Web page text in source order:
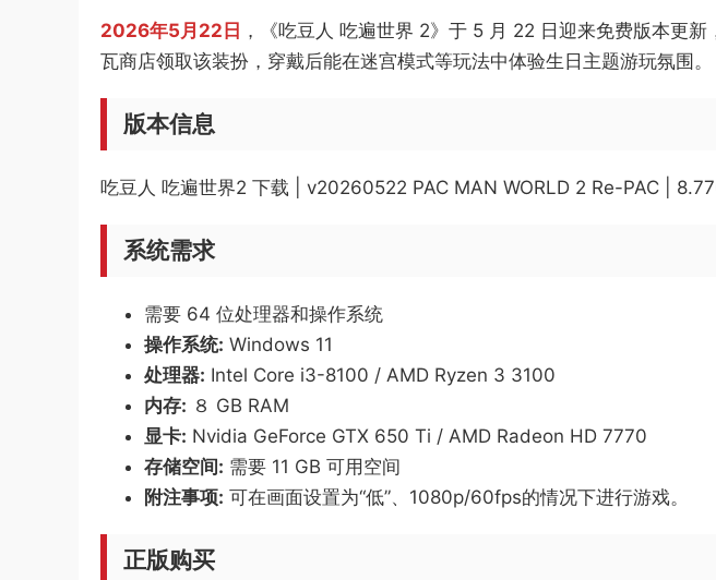
2026年5月22日 ，《吃豆人 吃遍世界 2》于 5 月 22 日迎来免费版本更
瓦商店领取该装扮，穿戴后能在迷宫模式等玩法中体验生日主题游玩氛围。
版本信息
吃豆人 吃遍世界2 下载 | v20260522 PAC MAN WORLD 2 Re-PAC |
系统需求
需要 64 位处理器和操作系统
操作系统: Windows 11
处理器: Intel Core i3-8100 / AMD Ryzen 3 3100
内存: ８ GB RAM
显卡: Nvidia GeForce GTX 650 Ti / AMD Radeon HD 7770
存储空间: 需要 11 GB 可用空间
附注事项: 可在画面设置为“低”、1080p/60fps的情况下进行游戏。
正版购买